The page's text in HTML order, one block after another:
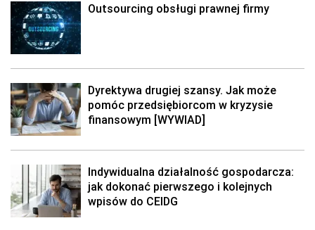
Outsourcing obsługi prawnej firmy
Dyrektywa drugiej szansy. Jak może
pomóc przedsiębiorcom w kryzysie
finansowym [WYWIAD]
Indywidualna działalność gospodarcza:
jak dokonać pierwszego i kolejnych
wpisów do CEIDG